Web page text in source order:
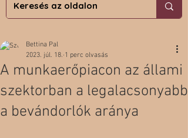
A munkaerőpiacon az állami
szektorban a legalacsonyabb
a bevándorlók aránya
Bettina Pal
2023. júl. 18. 1 perc olvasás